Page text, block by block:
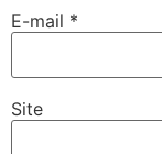
E-mail *
Site